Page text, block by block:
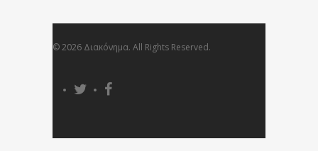
© 2026 Διακόνημα. All Rights Reserved.